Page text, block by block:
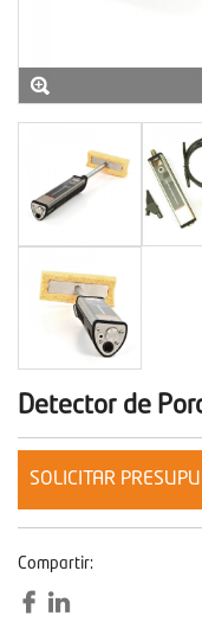
Detector de
SOLICITAR
Compartir: